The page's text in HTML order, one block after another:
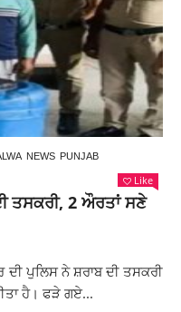
NEWS PUNJAB
Like
ਤਸਕਰੀ, 2 ਔਰਤਾਂ ਸਣੇ
ਦੀ ਪੁਲਿਸ ਨੇ ਸ਼ਰਾਬ ਦੀ ਤਸਕਰੀ
ਹੈ। ਫੜੇ ਗਏ...